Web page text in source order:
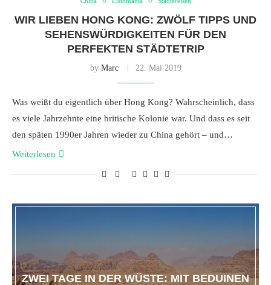
WIR LIEBEN HONG KONG: ZWÖLF TIPPS UND
SEHENSWÜRDIGKEITEN FÜR DEN
PERFEKTEN STÄDTETRIP
by Marc 22. Mai 2019
Was weißt du eigentlich über Hong Kong? Wahrscheinlich, dass
es viele Jahrzehnte eine britische Kolonie war. Und dass es seit
den späten 1990er Jahren wieder zu China gehört – und…
Weiterlesen
ZWEI TAGE IN DER WÜSTE: MIT BEDUINEN